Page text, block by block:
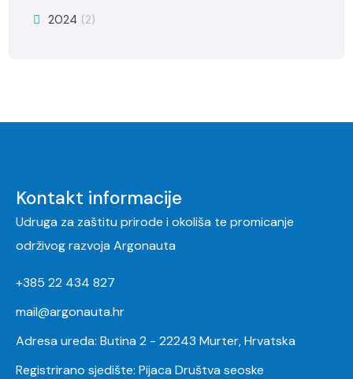
2024 (2)
Kontakt informacije
Udruga za zaštitu prirode i okoliša te promicanje
održivog razvoja Argonauta
+385 22 434 827
mail@argonauta.hr
Adresa ureda: Butina 2 - 22243 Murter, Hrvatska
Registrirano sjedište: Pijaca Društva seoske